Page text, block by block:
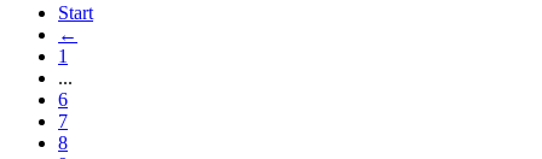
Start
←
1
...
6
7
8